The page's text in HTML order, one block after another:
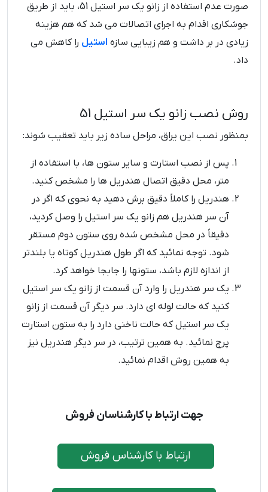
صورت عدم استفاده از زانو یک سر استیل 51، باید از طریق
جوشکاری اقدام به اجرای اتصالات می شد که هم هزینه
زیادی در بر داشت و هم زیبایی سازه استیل را کاهش می
داد.
روش نصب زانو یک سر استیل 51
بمنظور نصب این یراق، مراحل ساده زیر باید تعقیب شوند:
پس از نصب استارت و سایر ستون ها، با استفاده از
متر، محل دقیق اتصال هندریل ها را مشخص کنید.
هندریل را کاملاً دقیق برش دهید به نحوی که اگر در
آن سر هندریل هم زانو یک سر استیل را وصل کردید،
دقیقاً در محل مشخص شده روی ستون دوم مستقر
شود. توجه نمائید که اگر طول هندریل کوتاه یا بلندتر
از اندازه لازم باشد، ستونها را جابجا خواهد کرد.
یک سر هندریل را وارد آن قسمت از زانو یک سر استیل
کنید که حالت لوله ای دارد. سر دیگر آن قسمت از زانو
یک سر استیل که حالت ناخنی دارد را به ستون استارت
پرچ نمائید. به همین ترتیب، در سر دیگر هندریل نیز
به همین روش اقدام نمائید.
جهت ارتباط با کارشناسان فروش
ارتباط با کارشناس فروش